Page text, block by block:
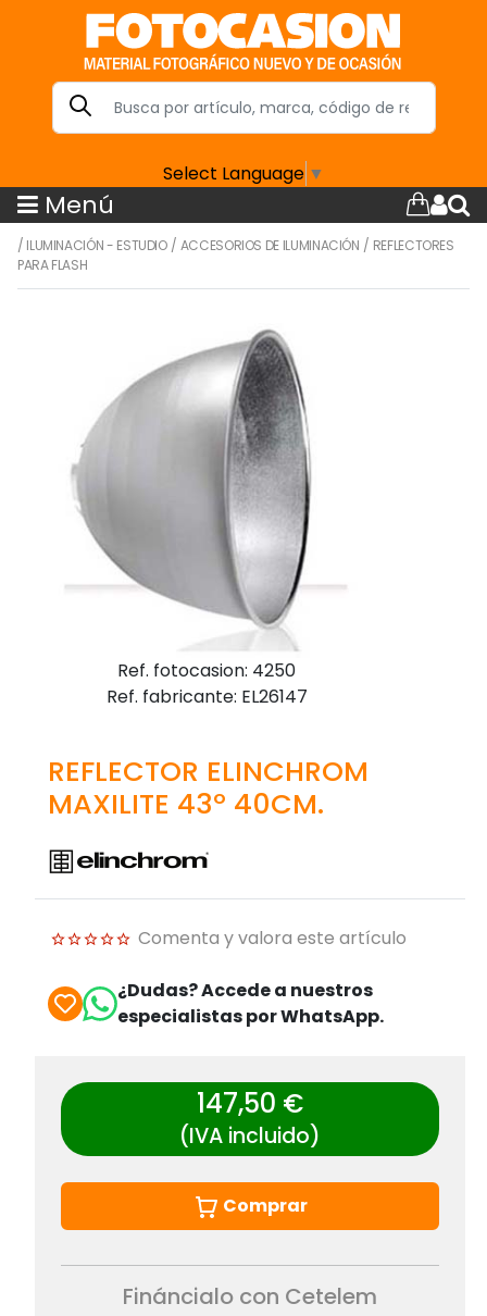
Select Language ▼
Menú
/ ILUMINACIÓN - ESTUDIO/ ACCESORIOS DE ILUMINACIÓN / REFLECTORES
PARA FLASH
Ref. fotocasion: 4250
Ref. fabricante: EL26147
REFLECTOR ELINCHROM
MAXILITE 43º 40CM.
Comenta y valora este artículo
¿Dudas? Accede a nuestros
especialistas por WhatsApp.
147,50 €
(IVA incluido)
Comprar
Fináncialo con Cetelem